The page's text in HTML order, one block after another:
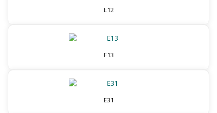
E12
E13
E31